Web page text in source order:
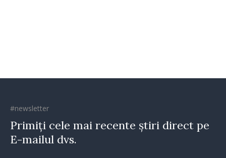
#newsletter
Primiți cele mai recente știri direct pe
E-mailul dvs.